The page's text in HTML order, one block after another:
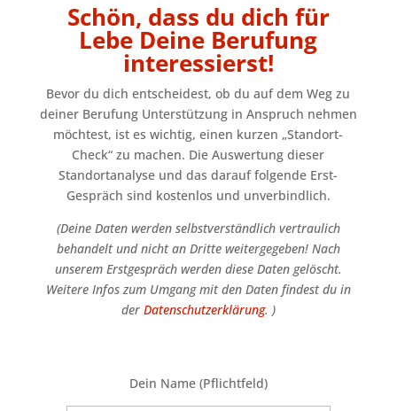
Schön, dass du dich für
Lebe Deine Berufung
interessierst!
Bevor du dich entscheidest, ob du auf dem Weg zu
deiner Berufung Unterstützung in Anspruch nehmen
möchtest, ist es wichtig, einen kurzen „Standort-
Check“ zu machen. Die Auswertung dieser
Standortanalyse und das darauf folgende Erst-
Gespräch sind kostenlos und unverbindlich.
(Deine Daten werden selbstverständlich vertraulich
behandelt und nicht an Dritte weitergegeben! Nach
unserem Erstgespräch werden diese Daten gelöscht.
Weitere Infos zum Umgang mit den Daten findest du in
der Datenschutzerklärung. )
Dein Name (Pflichtfeld)